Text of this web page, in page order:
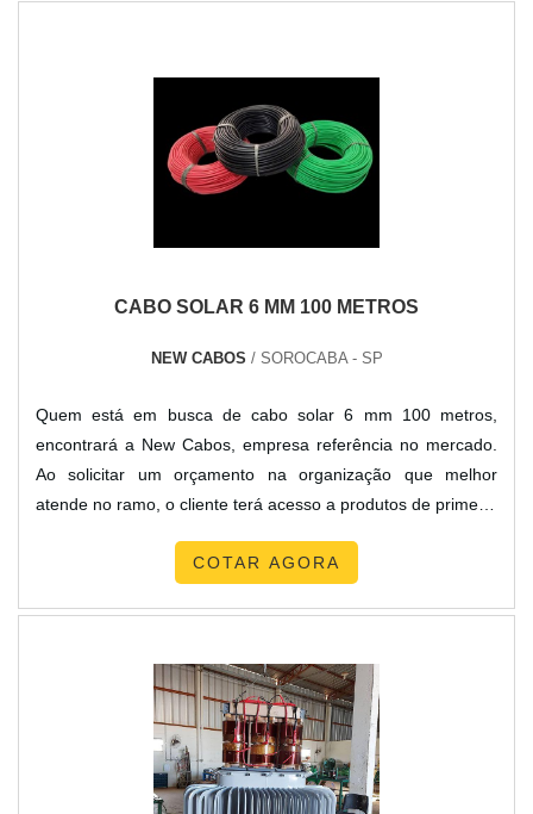
CABO SOLAR 6 MM 100 METROS
NEW CABOS / SOROCABA - SP
Quem está em busca de cabo solar 6 mm 100 metros,
encontrará a New Cabos, empresa referência no mercado.
Ao solicitar um orçamento na organização que melhor
atende no ramo, o cliente terá acesso a produtos de primeira
venda.MAIS SOBRE CABO SOLAR 6 MM 100
cabeamento para sistema solar, oferecendo o que há de
melhor no mercado para cada cliente.Não obstante, quando
falamos em cabo solar 6 mm 100 metros, deve-se descartar
empresas que não tenham produtos e serviços com ótima
qualidade e excelente custo-benefício, detalhes primordiais
COTAR AGORA